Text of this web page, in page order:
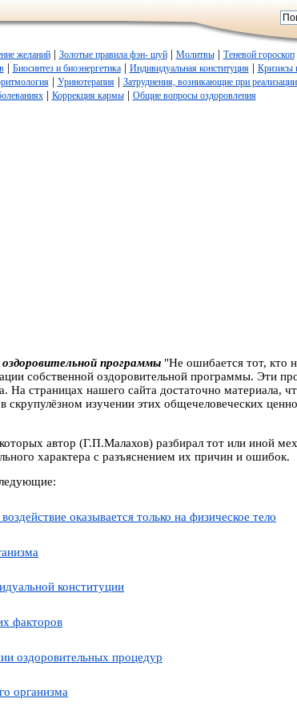
желаний| Золотые правила фэн- шуй| Молитвы| Теневой гороскоп
| Биосинтез и биоэнергетика| Индивидуальная конституция| Кризисы
| Уринотерапия| Затруднения, возникающие при
| Коррекция кармы| Общие вопросы оздоровления
программы "Не ошибается тот, кто
собственной оздоровительной программы. Эти
На страницах нашего сайта достаточно материала,
скрупулёзном изучении этих общечеловеческих
автор (Г.П.Малахов) разбирал тот или иной
характера с разъяснением их причин и ошибок.
оказывается только на физическое тело
конституции
факторов
оздоровительных процедур
организма